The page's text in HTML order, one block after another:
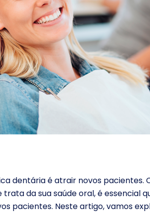
dentária é atrair novos pacientes.
da sua saúde oral, é essencial
pacientes. Neste artigo, vamos